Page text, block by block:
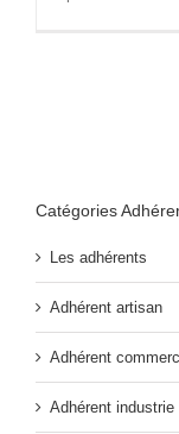
Catégories
Les adhérents
Adhérent artisan
Adhérent
Adhérent industrie